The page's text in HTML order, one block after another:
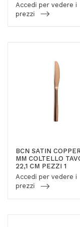
Accedi per vedere i
prezzi
BCN SATIN
MM COLTELLO
22,1 CM PEZZI 1
Accedi per vedere i
prezzi